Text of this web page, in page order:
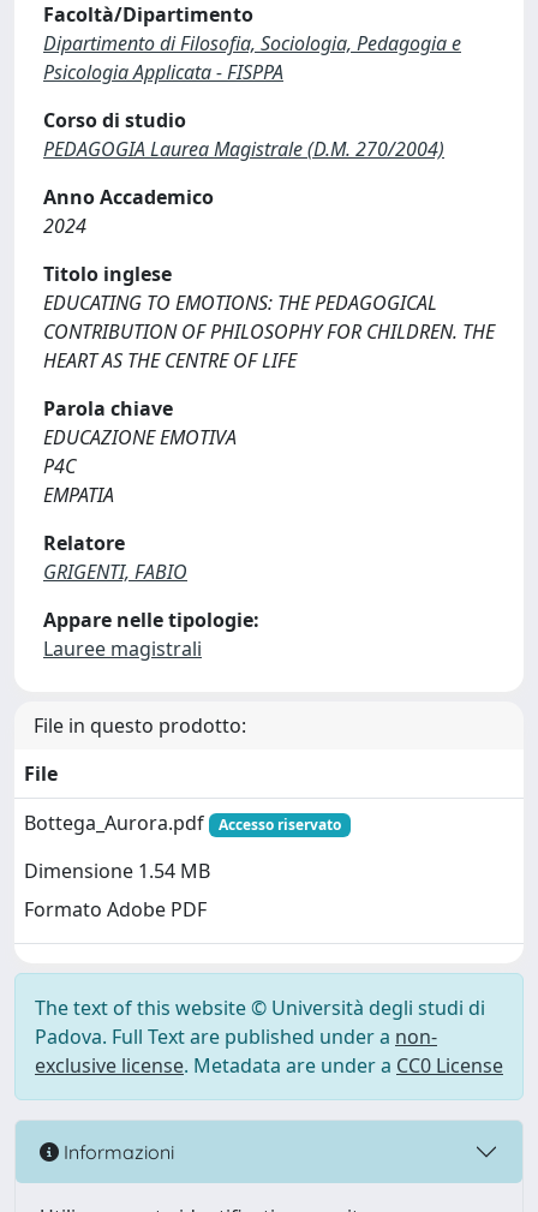
Facoltà/Dipartimento
Dipartimento di Filosofia, Sociologia, Pedagogia e
Psicologia Applicata - FISPPA
Corso di studio
PEDAGOGIA Laurea Magistrale (D.M. 270/2004)
Anno Accademico
2024
Titolo inglese
EDUCATING TO EMOTIONS: THE PEDAGOGICAL
CONTRIBUTION OF PHILOSOPHY FOR CHILDREN. THE
HEART AS THE CENTRE OF LIFE
Parola chiave
EDUCAZIONE EMOTIVA
P4C
EMPATIA
Relatore
GRIGENTI, FABIO
Appare nelle tipologie:
Lauree magistrali
File in questo prodotto:
File
Bottega_Aurora.pdf
Accesso riservato
Dimensione 1.54 MB
Formato Adobe PDF
The text of this website © Università degli studi di
Padova. Full Text are published under a non-
exclusive license. Metadata are under a CC0 License
Informazioni